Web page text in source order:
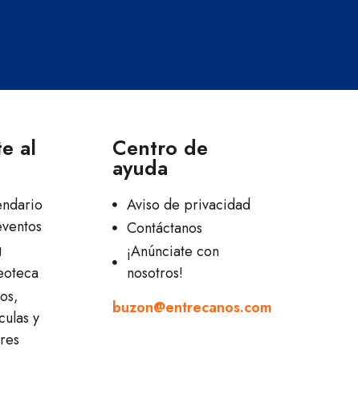
al
y
Centro de
ayuda
Aviso de privacidad
Contáctanos
¡Anúnciate con
nosotros!
buzon@entrecanos.com